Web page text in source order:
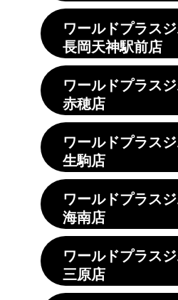
ワールドプラス
長岡天神駅前店
ワールドプラス
赤穂店
ワールドプラス
生駒店
ワールドプラス
海南店
ワールドプラス
三原店